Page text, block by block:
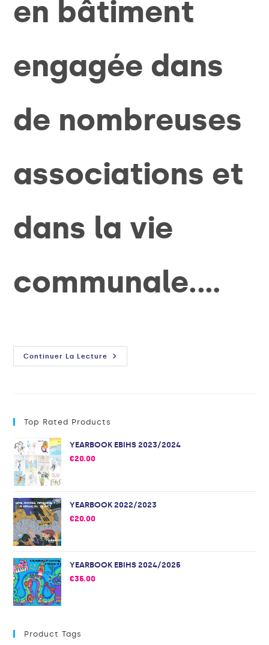
en bâtiment
engagée dans
de nombreuses
associations et
dans la vie
communale.…
Continuer La Lecture
Top Rated Products
YEARBOOK EBIHS 2023/2024
€20.00
YEARBOOK 2022/2023
€20.00
YEARBOOK EBIHS 2024/2025
€35.00
Product Tags